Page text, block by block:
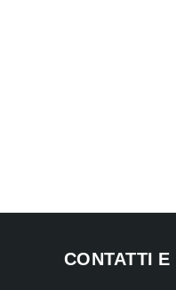
CONTATTI E